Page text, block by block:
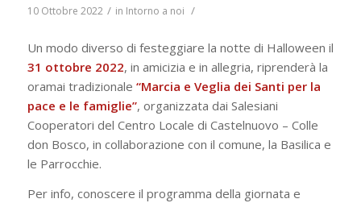
10 Ottobre 2022 / in Intorno a noi /
Un modo diverso di festeggiare la notte di Halloween il
31 ottobre 2022, in amicizia e in allegria, riprenderà la
oramai tradizionale “Marcia e Veglia dei Santi per la
pace e le famiglie”, organizzata dai Salesiani
Cooperatori del Centro Locale di Castelnuovo – Colle
don Bosco, in collaborazione con il comune, la Basilica e
le Parrocchie.
Per info, conoscere il programma della giornata e